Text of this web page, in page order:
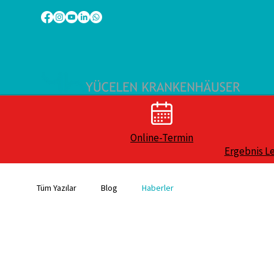
Tüm Yazılar Blog Haberler
Online-Termin
Ergebnis